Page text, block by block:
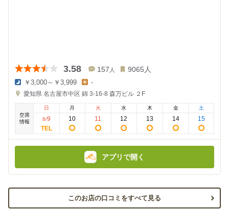
3.58 157 人 9065 人
夜
の
額
￥3,000～￥3,999
昼
の
-
愛知県 名古屋市中区 錦 3-16-8 森万ビル ２F
空席
情報
日
8/9
月
10
火
11
水
12
木
13
金
14
土
15
アプリで開く
このお店の口コミをすべて見る